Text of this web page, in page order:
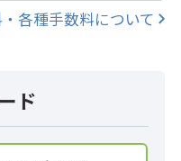
各種手数料について
ド